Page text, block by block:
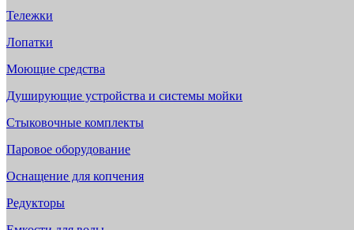
Тележки
Лопатки
Моющие средства
Душирующие устройства и системы мойки
Стыковочные комплекты
Паровое оборудование
Оснащение для копчения
Редукторы